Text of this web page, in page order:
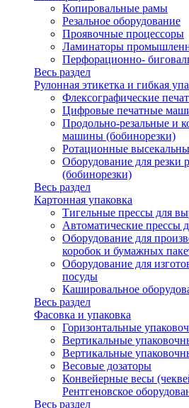
Копировальные рамы
Резальное оборудование
Проявочные процессоры
Ламинаторы
Перфорационно-
Весь раздел
Рулонная этикетка и гибкая
Флексографические
Цифровые печатные
Продольно-резальные и
машины (бобинорезки)
Ротационные
Оборудование для резки
(бобинорезки)
Весь раздел
Картонная упаковка
Тигельные прессы для
Автоматические прессы
Оборудование для
коробок и бумажных
Оборудование для
посуды
Кашировальное
Весь раздел
Фасовка и упаковка
Горизонтальные
Вертикальные
Вертикальные
Весовые дозаторы
Конвейерные весы
Рентгеновское
Весь раздел